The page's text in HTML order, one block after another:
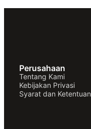
Perusahaan
Tentang Kami
Kebijakan Privasi
Syarat dan Ketentuan